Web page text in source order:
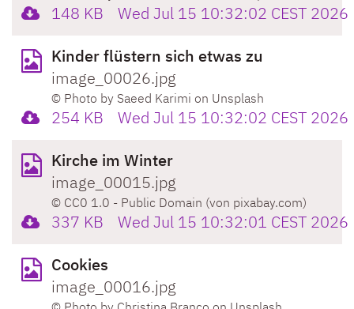
148 KB
Wed Jul 15 10:32:02 CEST 2026
Kinder flüstern sich etwas zu
image_00026.jpg
© Photo by Saeed Karimi on Unsplash
254 KB
Wed Jul 15 10:32:02 CEST 2026
Kirche im Winter
image_00015.jpg
© CC0 1.0 - Public Domain (von pixabay.com)
337 KB
Wed Jul 15 10:32:01 CEST 2026
Cookies
image_00016.jpg